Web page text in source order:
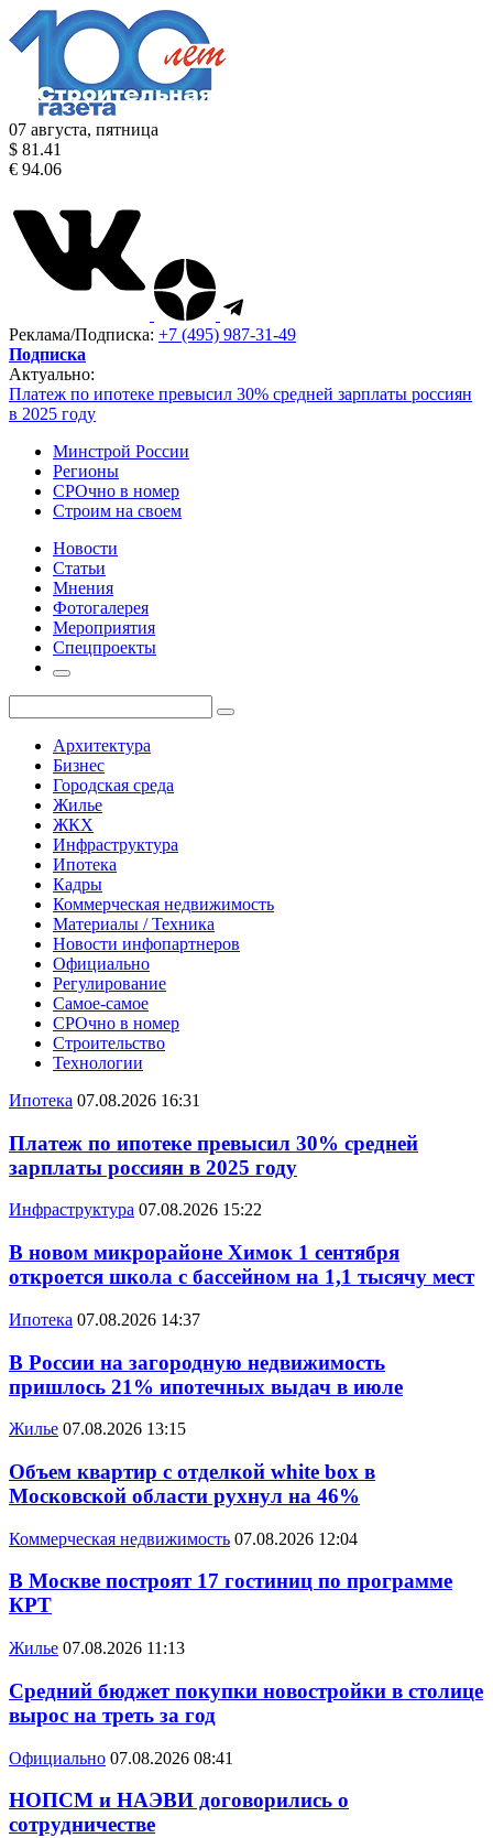
07 августа, пятница
$ 81.41
€ 94.06
Реклама/Подписка: +7 (495) 987-31-49
Подписка
Актуально:
Платеж по ипотеке превысил 30% средней зарплаты россиян
в 2025 году
Минстрой России
Регионы
СРОчно в номер
Строим на своем
Новости
Статьи
Мнения
Фотогалерея
Мероприятия
Спецпроекты
Архитектура
Бизнес
Городская среда
Жилье
ЖКХ
Инфраструктура
Ипотека
Кадры
Коммерческая недвижимость
Материалы / Техника
Новости инфопартнеров
Официально
Регулирование
Самое-самое
СРОчно в номер
Строительство
Технологии
Ипотека 07.08.2026 16:31
Платеж по ипотеке превысил 30% средней
зарплаты россиян в 2025 году
Инфраструктура 07.08.2026 15:22
В новом микрорайоне Химок 1 сентября
откроется школа с бассейном на 1,1 тысячу мест
Ипотека 07.08.2026 14:37
В России на загородную недвижимость
пришлось 21% ипотечных выдач в июле
Жилье 07.08.2026 13:15
Объем квартир с отделкой white box в
Московской области рухнул на 46%
Коммерческая недвижимость 07.08.2026 12:04
В Москве построят 17 гостиниц по программе
КРТ
Жилье 07.08.2026 11:13
Средний бюджет покупки новостройки в столице
вырос на треть за год
Официально 07.08.2026 08:41
НОПСМ и НАЭВИ договорились о
сотрудничестве